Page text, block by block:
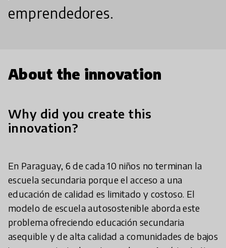
emprendedores.
About the innovation
Why did you create this
innovation?
En Paraguay, 6 de cada 10 niños no terminan la
escuela secundaria porque el acceso a una
educación de calidad es limitado y costoso. El
modelo de escuela autosostenible aborda este
problema ofreciendo educación secundaria
asequible y de alta calidad a comunidades de bajos